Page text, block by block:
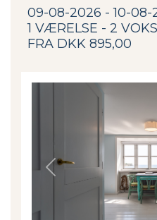
09-08-2026 - 10-08-
1 VÆRELSE - 2
FRA DKK 895,00
Previous